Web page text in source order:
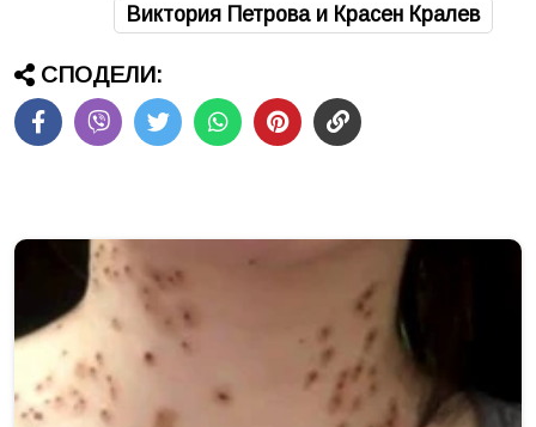
Виктория Петрова и Красен Кралев
СПОДЕЛИ: